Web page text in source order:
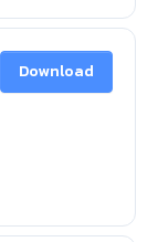
Download